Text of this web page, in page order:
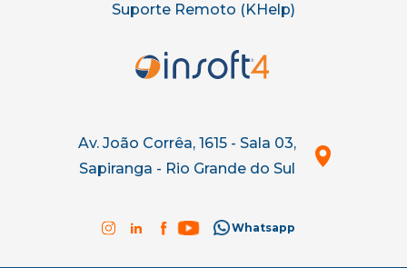
Suporte Remoto (KHelp)
Av. João Corrêa, 1615 - Sala 03,
Sapiranga - Rio Grande do Sul
Whatsapp